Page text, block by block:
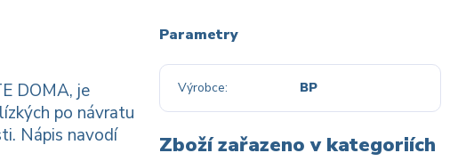
DOMA, je
po návratu
Nápis navodí
Parametry
Výrobce BP
Zboží zařazeno v kategoriích